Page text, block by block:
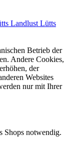
Landlust Lütts
Betrieb der
Andere Cookies,
der
Websites
nur mit Ihrer
Shops notwendig.